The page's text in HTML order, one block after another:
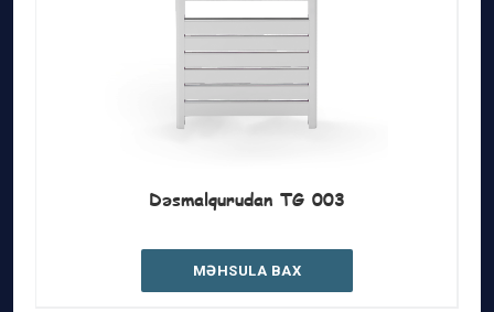
Dəsmalqurudan TG 003
MƏHSULA BAX